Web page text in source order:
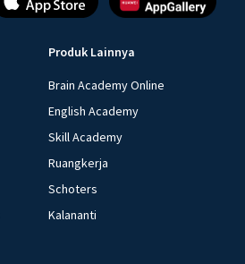
Produk Lainnya
Brain Academy Online
English Academy
Skill Academy
Ruangkerja
Schoters
Kalananti